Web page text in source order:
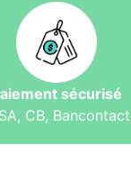
sécurisé
CB,